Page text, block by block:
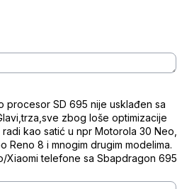
procesor SD 695 nije usklađen sa
zbog loše optimizacije
kao satić u npr Motorola 30 Neo,
Reno 8 i mnogim drugim modelima.
Xiaomi telefone sa Sbapdragon 695